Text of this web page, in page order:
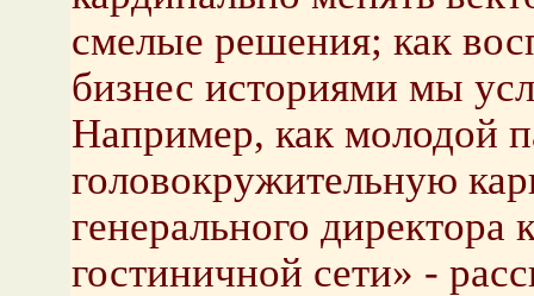
смелые решения; как
бизнес историями мы
Например, как молодой
головокружительную
генерального
гостиничной сети» -